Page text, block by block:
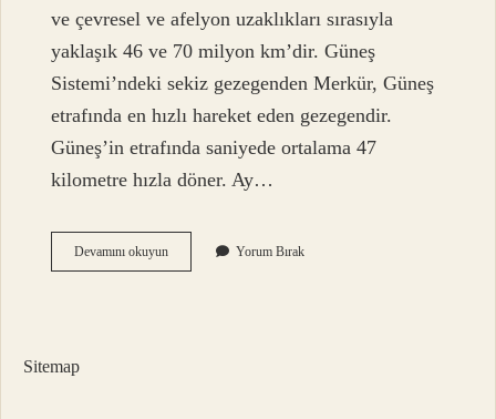
ve çevresel ve afelyon uzaklıkları sırasıyla
yaklaşık 46 ve 70 milyon km’dir. Güneş
Sistemi’ndeki sekiz gezegenden Merkür, Güneş
etrafında en hızlı hareket eden gezegendir.
Güneş’in etrafında saniyede ortalama 47
kilometre hızla döner. Ay…
Devamını okuyunGüneş
Ile
Yorum Bırak
Sitemap